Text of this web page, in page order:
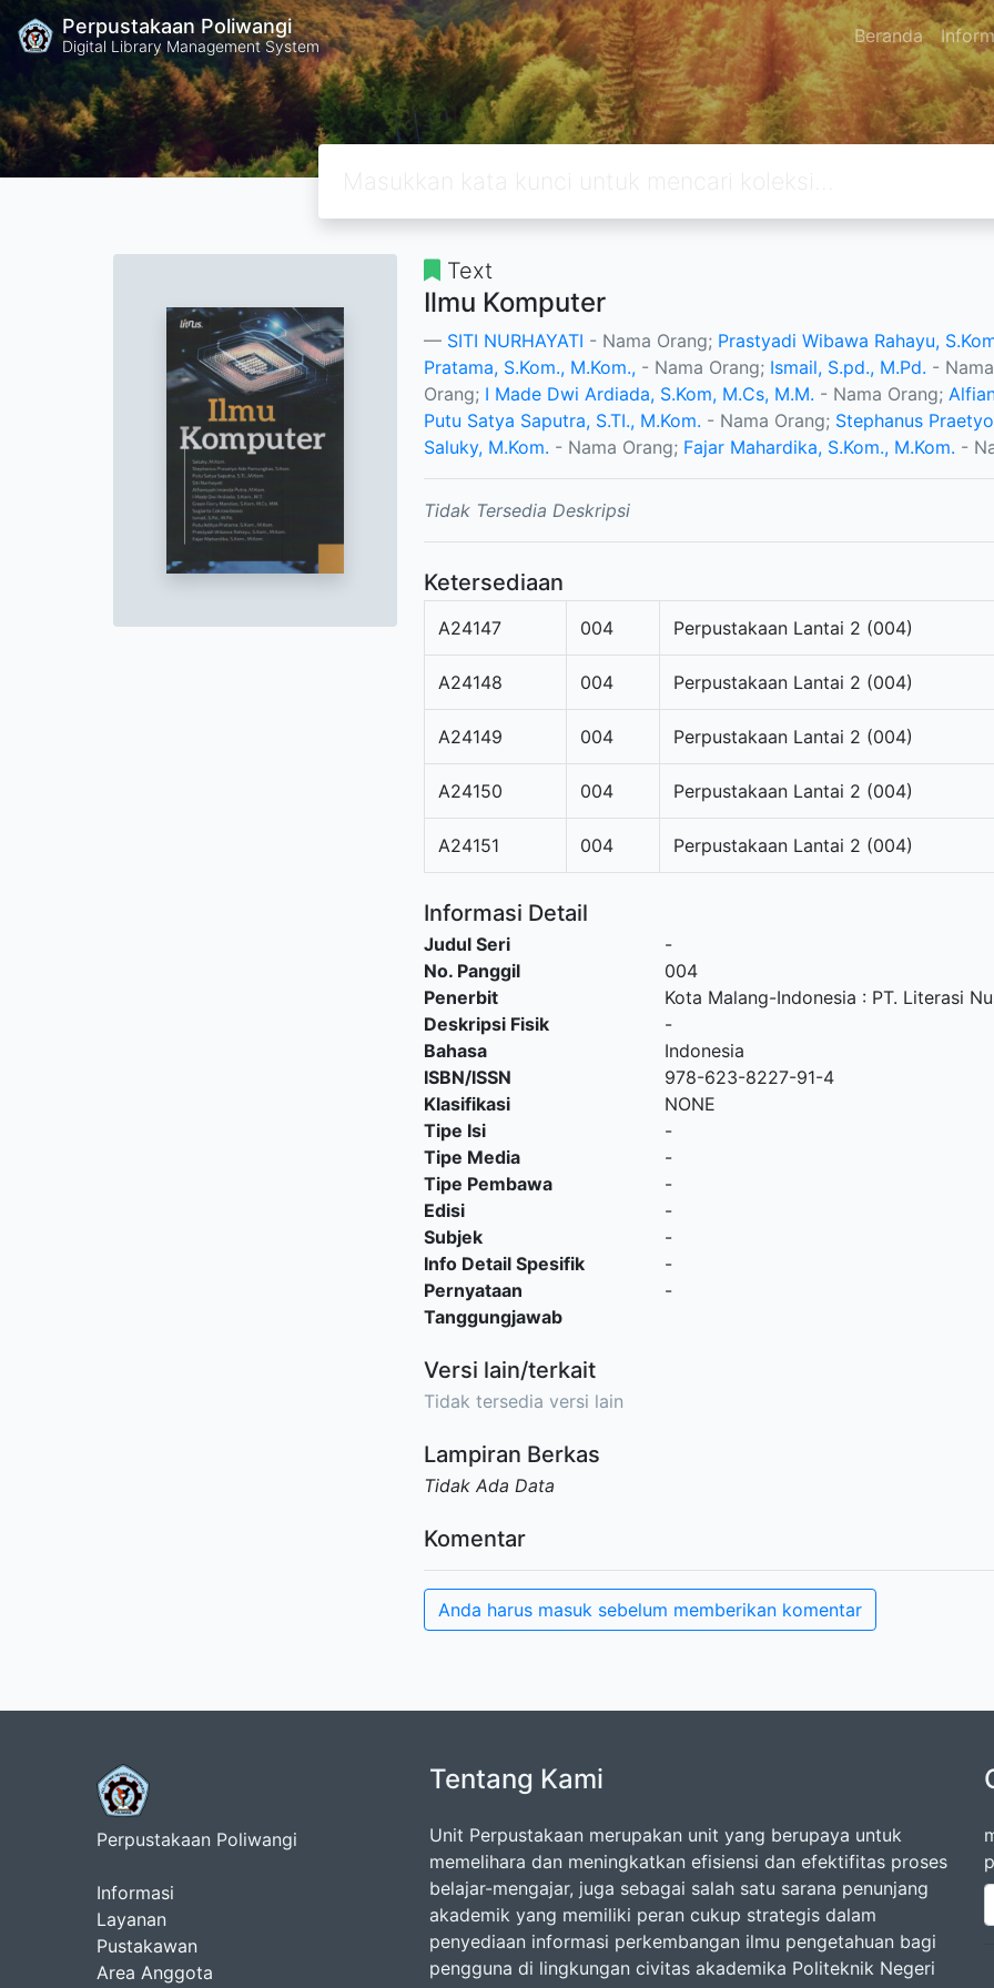
Perpustakaan Poliwangi
Digital Library Management System Beranda
Text
Ilmu Komputer
SITI NURHAYATI - Nama Orang; Prastyadi Wibawa Rahayu,
Pratama, S.Kom., M.Kom., - Nama Orang; Ismail, S.pd., M.Pd. -
Orang; I Made Dwi Ardiada, S.Kom, M.Cs, M.M. - Nama Orang;
Putu Satya Saputra, S.TI., M.Kom. - Nama Orang; Stephanus
Saluky, M.Kom. - Nama Orang; Fajar Mahardika, S.Kom., M.Kom. -
Tidak Tersedia Deskripsi
Ketersediaan
A24147 004 Perpustakaan Lantai 2 (004)
A24148 004 Perpustakaan Lantai 2 (004)
A24149 004 Perpustakaan Lantai 2 (004)
A24150 004 Perpustakaan Lantai 2 (004)
A24151 004 Perpustakaan Lantai 2 (004)
Informasi Detail
Judul Seri
-
No. Panggil
004
Penerbit
Kota Malang-Indonesia : PT. Literasi
Deskripsi Fisik
-
Bahasa
Indonesia
ISBN/ISSN
978-623-8227-91-4
Klasifikasi
NONE
Tipe Isi
-
Tipe Media
-
Tipe Pembawa
-
Edisi
-
Subjek
-
Info Detail Spesifik
-
Pernyataan
Tanggungjawab
-
Versi lain/terkait
Tidak tersedia versi lain
Lampiran Berkas
Tidak Ada Data
Komentar
Anda harus masuk sebelum memberikan komentar
Perpustakaan Poliwangi
Informasi
Layanan
Pustakawan
Area Anggota
Tentang Kami
Unit Perpustakaan merupakan unit yang berupaya untuk
memelihara dan meningkatkan efisiensi dan efektifitas proses
belajar-mengajar, juga sebagai salah satu sarana penunjang
akademik yang memiliki peran cukup strategis dalam
penyediaan informasi perkembangan ilmu pengetahuan bagi
pengguna di lingkungan civitas akademika Politeknik Negeri